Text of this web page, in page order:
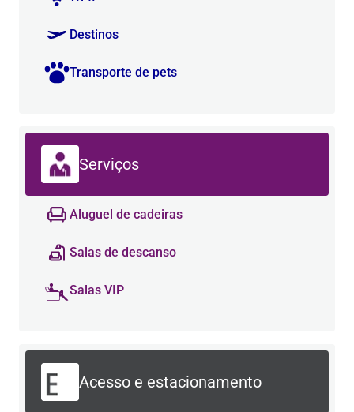
Destinos
Transporte de pets
Serviços
Aluguel de cadeiras
Salas de descanso
Salas VIP
Acesso e estacionamento